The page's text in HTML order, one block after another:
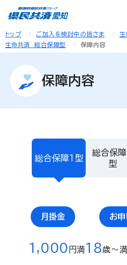
トップ ご加入を検討中の皆さま
生
生命共済 総合保障型
保障内容
保障内容
総合保障１型
総合保障
型
月掛金
1,000 円
お
満18歳〜満